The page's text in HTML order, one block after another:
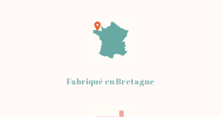
Fabriqué en Bretagne